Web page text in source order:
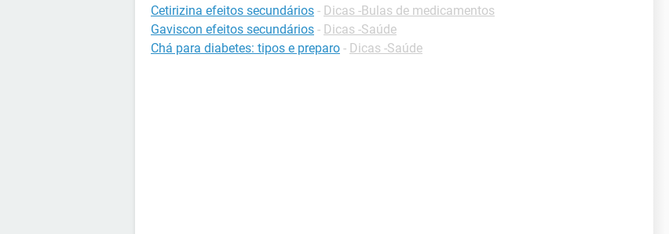
Cetirizina efeitos secundários - Dicas -Bulas de medicamentos
Gaviscon efeitos secundários - Dicas -Saúde
Chá para diabetes: tipos e preparo - Dicas -Saúde